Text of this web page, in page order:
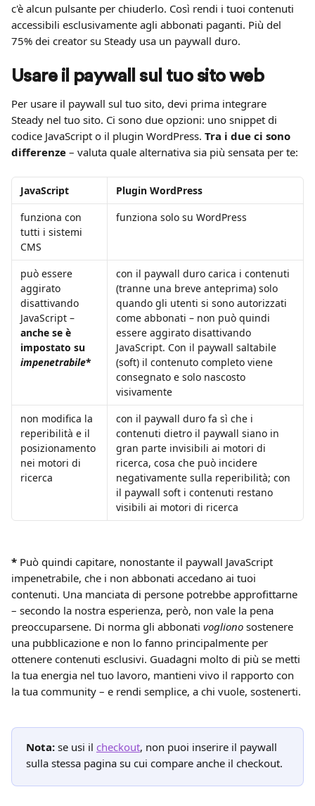
c'è alcun pulsante per chiuderlo. Così rendi i tuoi contenuti
accessibili esclusivamente agli abbonati paganti. Più del
75% dei creator su Steady usa un paywall duro.
Usare il paywall sul tuo sito web
Per usare il paywall sul tuo sito, devi prima integrare
Steady nel tuo sito. Ci sono due opzioni: uno snippet di
codice JavaScript o il plugin WordPress. Tra i due ci sono
differenze – valuta quale alternativa sia più sensata per te:
JavaScript
Plugin WordPress
funziona con
tutti i sistemi
CMS
funziona solo su WordPress
può essere
aggirato
disattivando
JavaScript –
anche se è
impostato su
impenetrabile*
con il paywall duro carica i contenuti
(tranne una breve anteprima) solo
quando gli utenti si sono autorizzati
come abbonati – non può quindi
essere aggirato disattivando
JavaScript. Con il paywall saltabile
(soft) il contenuto completo viene
consegnato e solo nascosto
visivamente
non modifica la
reperibilità e il
posizionamento
nei motori di
ricerca
con il paywall duro fa sì che i
contenuti dietro il paywall siano in
gran parte invisibili ai motori di
ricerca, cosa che può incidere
negativamente sulla reperibilità; con
il paywall soft i contenuti restano
visibili ai motori di ricerca
* Può quindi capitare, nonostante il paywall JavaScript
impenetrabile, che i non abbonati accedano ai tuoi
contenuti. Una manciata di persone potrebbe approfittarne
– secondo la nostra esperienza, però, non vale la pena
preoccuparsene. Di norma gli abbonati vogliono sostenere
una pubblicazione e non lo fanno principalmente per
ottenere contenuti esclusivi. Guadagni molto di più se metti
la tua energia nel tuo lavoro, mantieni vivo il rapporto con
la tua community – e rendi semplice, a chi vuole, sostenerti.
Nota: se usi il checkout, non puoi inserire il paywall
sulla stessa pagina su cui compare anche il checkout.